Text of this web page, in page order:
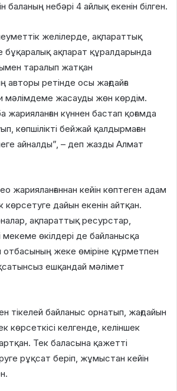
баланың небәрі 4 айлық екенін білген.
желілерде, ақпараттық
ақпарат құралдарында
таралып жатқан
ретінде осы жағдайға
мәлімдеме жасауды жөн көрдім.
жарияланған күннен бастап қоғамда
көпшілікті бейжай қалдырмаған
айналды”, – деп жазды Алмат
жарияланғаннан кейін көптеген адам
дайын екенін айтқан.
ақпараттық ресурстар,
мекеме өкілдері де байланысқа
жеке өміріне құрметпен
ешқандай мәлімет
тікелей байланыс орнатып, жағдайын
көрсеткісі келгенде, келіншек
Тек баласына қажетті
рұқсат беріп, жұмыстан кейін